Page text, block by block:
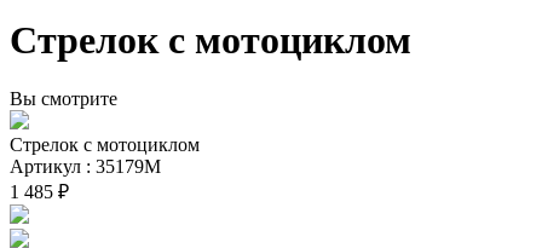
Стрелок с мотоциклом
Вы смотрите
Стрелок с мотоциклом
Артикул : 35179М
1 485 ₽